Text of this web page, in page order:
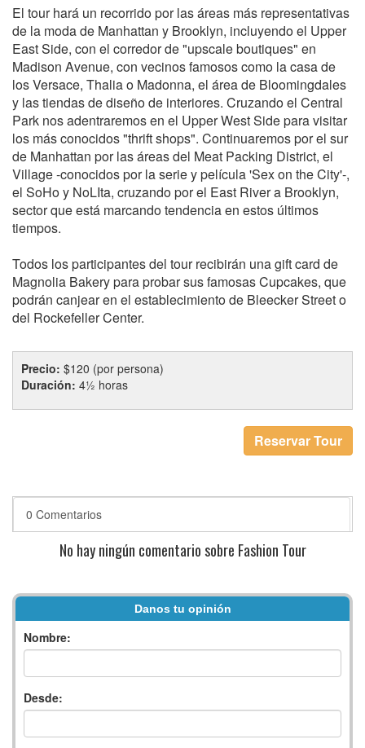
El tour hará un recorrido por las áreas más representativas
de la moda de Manhattan y Brooklyn, incluyendo el Upper
East Side, con el corredor de "upscale boutiques" en
Madison Avenue, con vecinos famosos como la casa de
los Versace, Thalia o Madonna, el área de Bloomingdales
y las tiendas de diseño de interiores. Cruzando el Central
Park nos adentraremos en el Upper West Side para visitar
los más conocidos "thrift shops". Continuaremos por el sur
de Manhattan por las áreas del Meat Packing District, el
Village -conocidos por la serie y película 'Sex on the City'-,
el SoHo y NoLIta, cruzando por el East River a Brooklyn,
sector que está marcando tendencia en estos últimos
tiempos.
Todos los participantes del tour recibirán una gift card de
Magnolia Bakery para probar sus famosas Cupcakes, que
podrán canjear en el establecimiento de Bleecker Street o
del Rockefeller Center.
Precio: $120 (por persona)
Duración: 4½ horas
Reservar Tour
0 Comentarios
No hay ningún comentario sobre Fashion Tour
Danos tu opinión
Nombre:
Desde: